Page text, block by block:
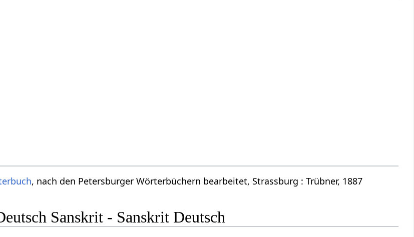
, nach den Petersburger Wörterbüchern bearbeitet, Strassburg : Trübner, 1887
Sanskrit - Sanskrit Deutsch